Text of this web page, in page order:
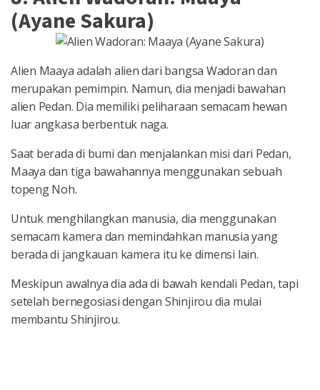
(Ayane Sakura)
Alien Maaya adalah alien dari bangsa Wadoran dan
merupakan pemimpin. Namun, dia menjadi bawahan
alien Pedan. Dia memiliki peliharaan semacam hewan
luar angkasa berbentuk naga.
Saat berada di bumi dan menjalankan misi dari Pedan,
Maaya dan tiga bawahannya menggunakan sebuah
topeng Noh.
Untuk menghilangkan manusia, dia menggunakan
semacam kamera dan memindahkan manusia yang
berada di jangkauan kamera itu ke dimensi lain.
Meskipun awalnya dia ada di bawah kendali Pedan, tapi
setelah bernegosiasi dengan Shinjirou dia mulai
membantu Shinjirou.